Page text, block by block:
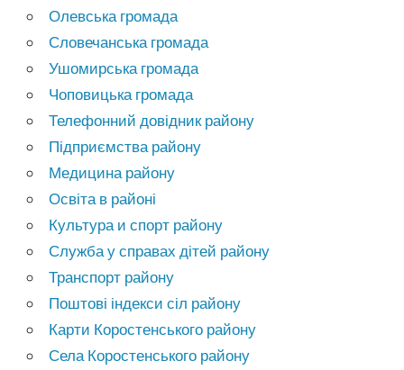
Олевська громада
Словечанська громада
Ушомирська громада
Чоповицька громада
Телефонний довідник району
Підприємства району
Медицина району
Освіта в районі
Культура и спорт району
Служба у справах дітей району
Транспорт району
Поштові індекси сіл району
Карти Коростенського району
Села Коростенського району